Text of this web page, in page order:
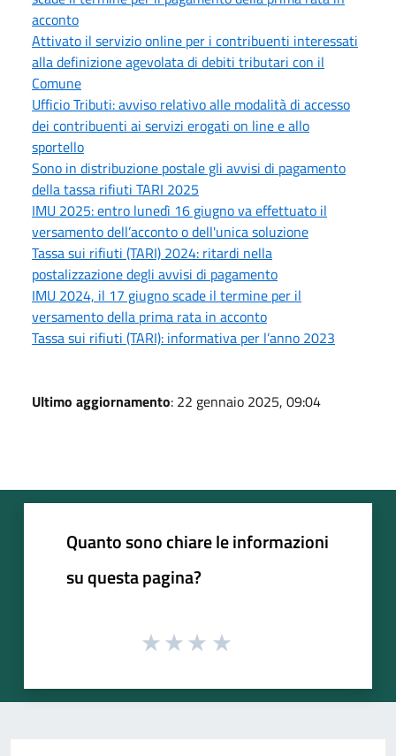
acconto
Attivato il servizio online per i contribuenti interessati
alla definizione agevolata di debiti tributari con il
Comune
Ufficio Tributi: avviso relativo alle modalità di accesso
dei contribuenti ai servizi erogati on line e allo
sportello
Sono in distribuzione postale gli avvisi di pagamento
della tassa rifiuti TARI 2025
IMU 2025: entro lunedì 16 giugno va effettuato il
versamento dell’acconto o dell'unica soluzione
Tassa sui rifiuti (TARI) 2024: ritardi nella
postalizzazione degli avvisi di pagamento
IMU 2024, il 17 giugno scade il termine per il
versamento della prima rata in acconto
Tassa sui rifiuti (TARI): informativa per l’anno 2023
Ultimo aggiornamento: 22 gennaio 2025, 09:04
Quanto sono chiare le informazioni
su questa pagina?